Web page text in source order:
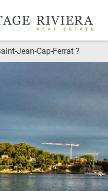
Jean-Cap-Ferrat ?